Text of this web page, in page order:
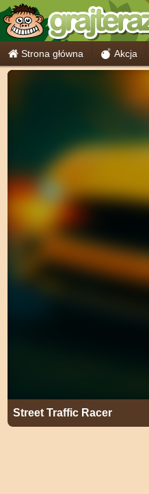
Strona główna Akcja
Street Traffic Racer